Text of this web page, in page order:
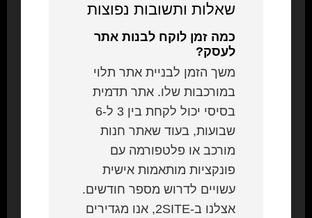
שאלות ותשובות נפוצות
כמה זמן לוקח לבנות אתר
לעסק?
משך הזמן לבניית אתר תלוי
במורכבות שלו. אתר תדמית
בסיסי יכול לקחת בין 3 ל-6
שבועות, בעוד שאתר חנות
מורכב או פלטפורמה עם
פונקציות מותאמות אישית
עשויים לדרוש מספר חודשים.
אצלנו ב-2SITE, אנו מגדירים